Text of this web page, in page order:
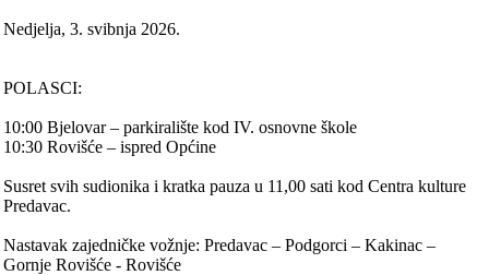
Nedjelja, 3. svibnja 2026.
POLASCI:
10:00 Bjelovar – parkiralište kod IV. osnovne škole
10:30 Rovišće – ispred Općine
Susret svih sudionika i kratka pauza u 11,00 sati kod Centra kulture
Predavac.
Nastavak zajedničke vožnje: Predavac – Podgorci – Kakinac –
Gornje Rovišće - Rovišće